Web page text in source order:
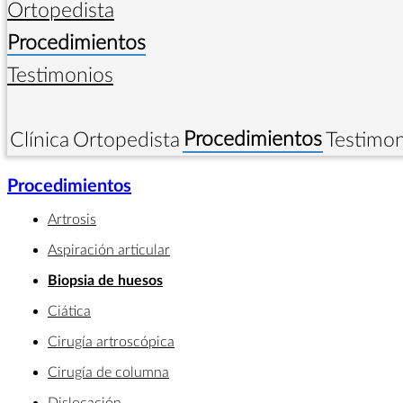
Ortopedista
Procedimientos
Testimonios
Clínica Ortopedista Procedimientos
Procedimientos
Artrosis
Aspiración articular
Biopsia de huesos
Ciática
Cirugía artroscópica
Cirugía de columna